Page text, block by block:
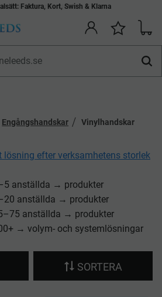
Faktura, Kort, Swish & Klarna
Engångshandskar Vinylhandskar
efter verksamhetens storlek
anställda → produkter
anställda → produkter
anställda → produkter
→ volym- och systemlösningar
SORTERA